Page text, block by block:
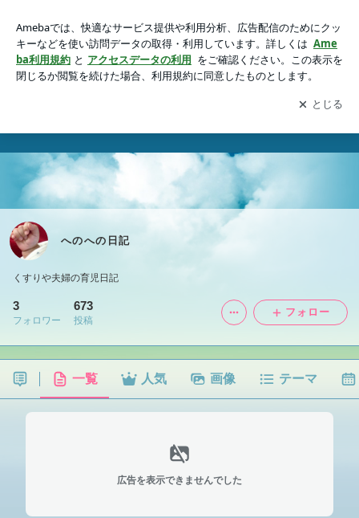
アプリをダウンロードして ブログの更新通知
を受け取りまし
ょう。
開く
へのへの日記
くすりや夫婦の育児日記
3
フォロワー
673
投稿
フォロー
一覧 人気 画像 テーマ
広告を表示できませんでした